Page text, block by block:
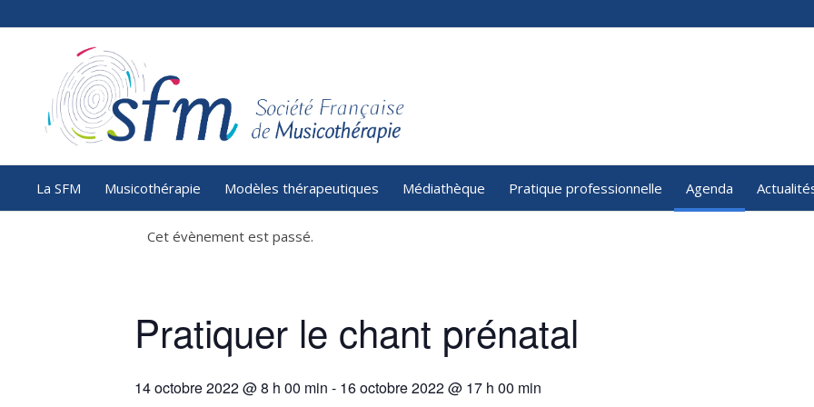
La SFM Musicothérapie Modèles thérapeutiques Médiathèque Pratique professionnelle Agenda
Cet évènement est passé.
Pratiquer le chant prénatal
14 octobre 2022 @ 8 h 00 min - 16 octobre 2022 @ 17 h 00 min